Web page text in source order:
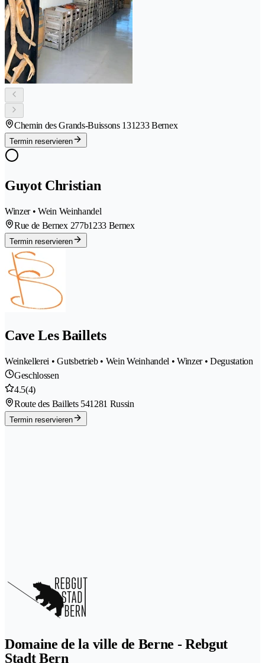
Chemin des Grands-Buissons 131233 Bernex
Termin reservieren
Guyot Christian
Winzer • Wein Weinhandel
Rue de Bernex 277b1233 Bernex
Termin reservieren
Cave Les Baillets
Weinkellerei • Gutsbetrieb • Wein Weinhandel • Winzer • Degustation
Geschlossen
4.5(4)
Route des Baillets 541281 Russin
Termin reservieren
Domaine de la ville de Berne - Rebgut
Stadt Bern